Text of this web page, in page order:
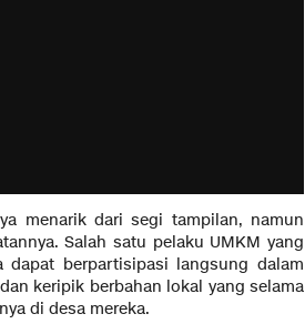
menarik dari segi tampilan, namun
Salah satu pelaku UMKM yang
dapat berpartisipasi langsung dalam
keripik berbahan lokal yang selama
di desa mereka.